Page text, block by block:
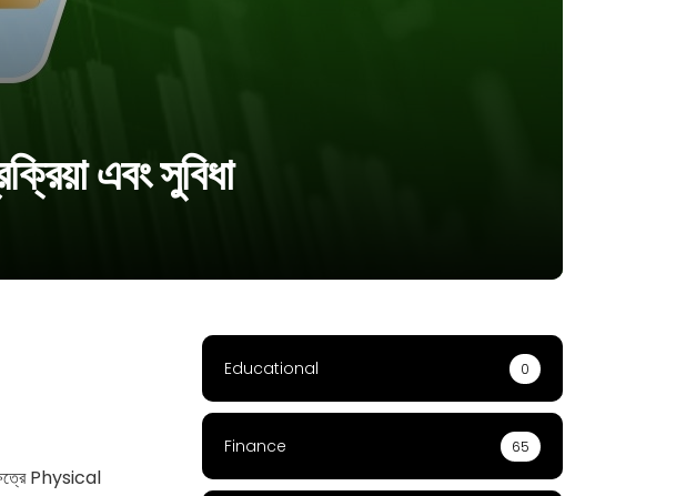
এবং সুবিধা
Physical
Educational 0
Finance 65